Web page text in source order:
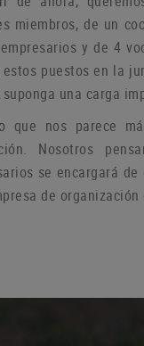
miembros, de un
y de 4
estos puestos en la
una carga
que nos parece
Nosotros
se encargará
de